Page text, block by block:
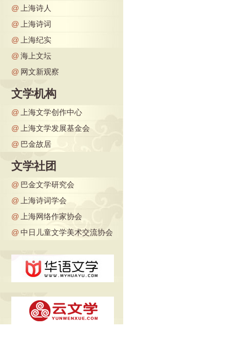
@
上海诗人
@
上海诗词
@
上海纪实
@ 海上文坛
@ 网文新观察
文学机构
@
上海文学创作中心
@
上海文学发展基金会
@ 巴金故居
文学社团
@ 巴金文学研究会
@
上海诗词学会
@
上海网络作家协会
@ 中日儿童文学美术交流协会